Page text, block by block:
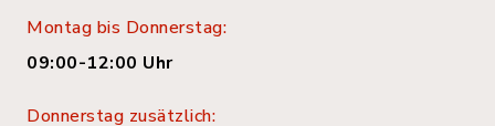
Montag bis Donnerstag:
09:00-12:00 Uhr
Donnerstag zusätzlich: